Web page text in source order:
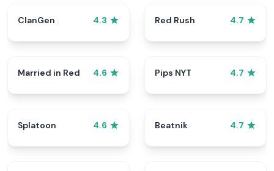
ClanGen 4.3 Red Rush 4.7
Married in Red 4.6 Pips NYT 4.7
Splatoon 4.6 Beatnik 4.7